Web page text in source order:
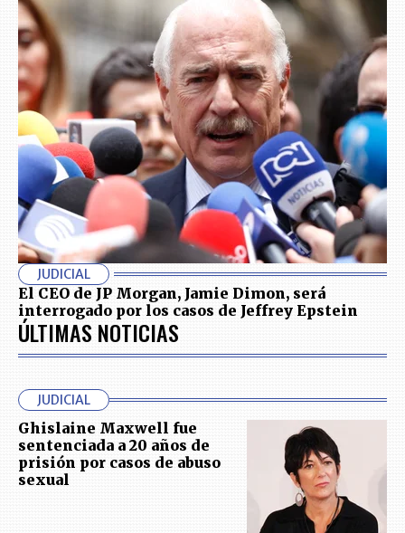
JUDICIAL
El CEO de JP Morgan, Jamie Dimon, será
interrogado por los casos de Jeffrey Epstein
ÚLTIMAS NOTICIAS
JUDICIAL
Ghislaine Maxwell fue
sentenciada a 20 años de
prisión por casos de abuso
sexual